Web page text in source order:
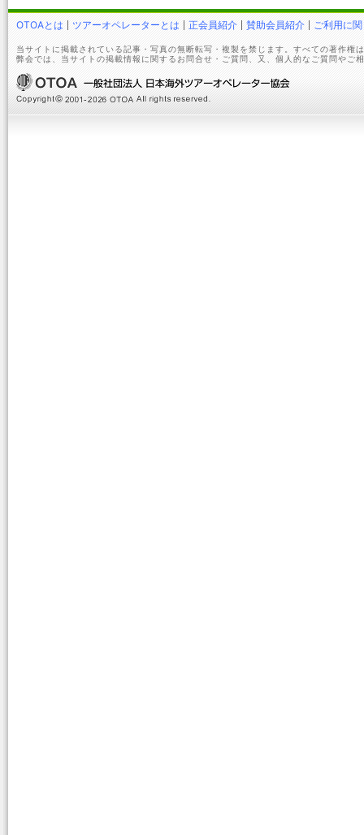
OTOAとは ツアーオペレーターとは 正会員紹介 賛助会員紹介 ご利用に
当サイトに掲載されている記事・写真の無断転写・複製を禁じます。すべての著作権
弊会では、当サイトの掲載情報に関するお問合せ・ご質問、又、個人的なご質問やご